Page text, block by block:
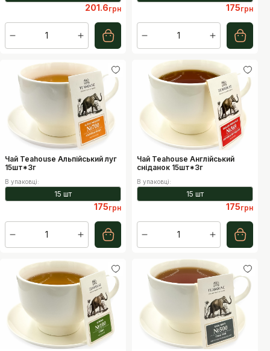
201.6грн
1
175грн
1
Чай Teahouse Альпійський луг
15шт*3г
В упаковці:
15 шт
175грн
1
Чай Teahouse Англійський
сніданок 15шт*3г
В упаковці:
15 шт
175грн
1